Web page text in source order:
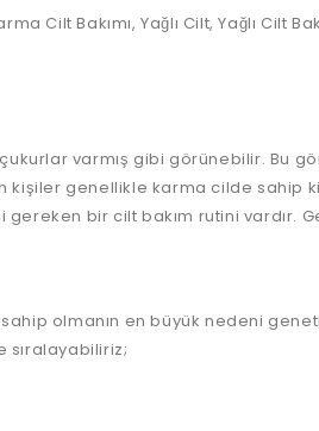
Cilt Bakımı,Yağlı Cilt,Yağlı Cilt
varmış gibi görünebilir. Bu
genellikle karma cilde sahip
bir cilt bakım rutini vardır.
olmanın en büyük nedeni
sıralayabiliriz;